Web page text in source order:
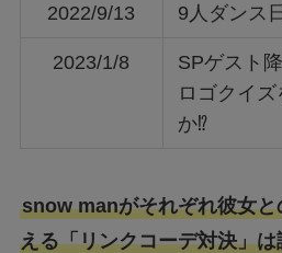
2022/9/13 9人ダンス
2023/1/8
SPゲスト
ロゴクイ
か⁉
snow manがそれぞれ彼女と
える「リンクコーデ対決」